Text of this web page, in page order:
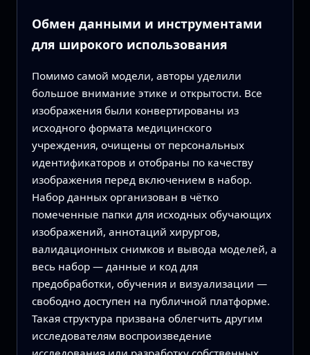
Обмен данными и инструментами
для широкого использования
Помимо самой модели, авторы уделили
большое внимание этике и открытости. Все
изображения были конвертированы из
исходного формата медицинского
учреждения, очищены от персональных
идентификаторов и отобраны по качеству
изображения перед включением в набор.
Набор данных организован в чётко
помеченные папки для исходных обучающих
изображений, аннотаций хирургов,
валидационных снимков и вывода моделей, а
весь набор — данные и код для
предобработки, обучения и визуализации —
свободно доступен на публичной платформе.
Такая структура призвана облегчить другим
исследователям воспроизведение